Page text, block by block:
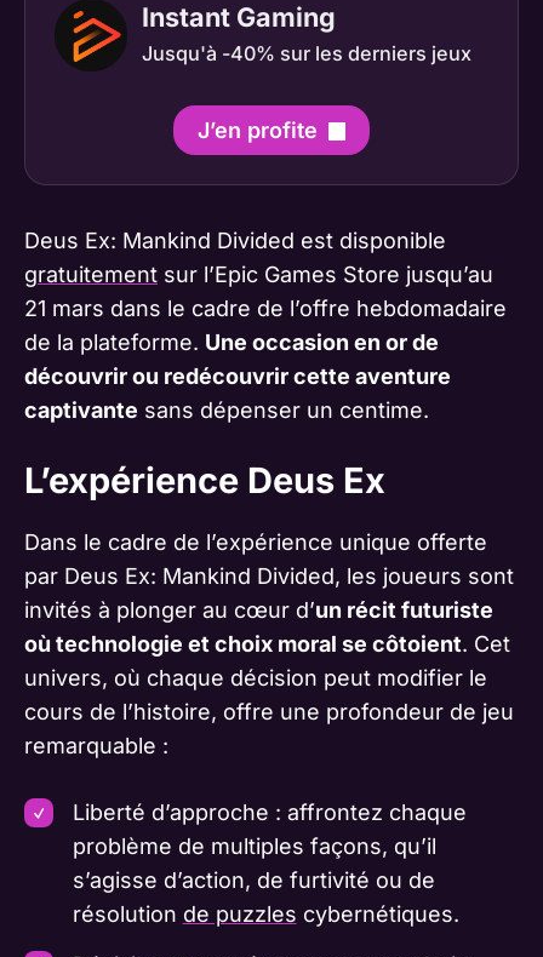
Instant Gaming
Jusqu'à -40% sur les derniers jeux
J’en profite
Deus Ex: Mankind Divided est disponible
gratuitement sur l’Epic Games Store jusqu’au
21 mars dans le cadre de l’offre hebdomadaire
de la plateforme. Une occasion en or de
découvrir ou redécouvrir cette aventure
captivante sans dépenser un centime.
L’expérience Deus Ex
Dans le cadre de l’expérience unique offerte
par Deus Ex: Mankind Divided, les joueurs sont
invités à plonger au cœur d’un récit futuriste
où technologie et choix moral se côtoient. Cet
univers, où chaque décision peut modifier le
cours de l’histoire, offre une profondeur de jeu
remarquable :
Liberté d’approche : affrontez chaque
problème de multiples façons, qu’il
s’agisse d’action, de furtivité ou de
résolution de puzzles cybernétiques.